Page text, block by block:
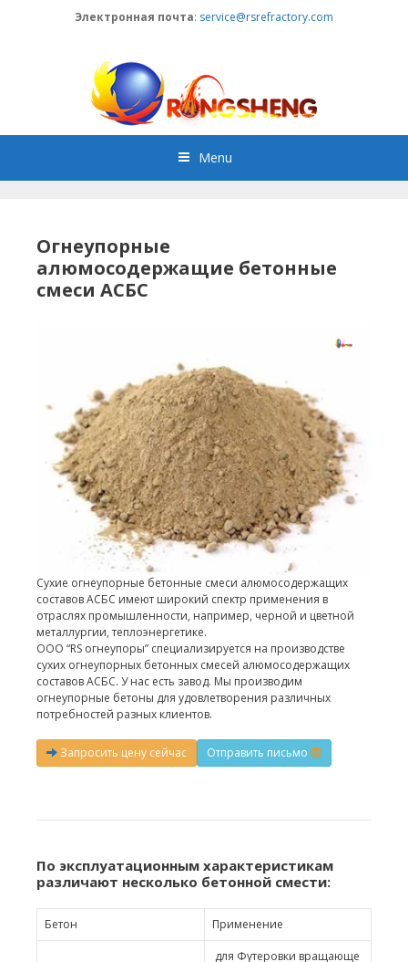
Электронная почта: service@rsrefractory.com
Menu
Огнеупорные
алюмосодержащие бетонные
смеси АСБС
Сухие огнеупорные бетонные смеси алюмосодержащих
составов АСБС имеют широкий спектр применения в
отраслях промышленности, например, черной и цветной
металлургии, теплоэнергетике.
ООО “RS огнеупоры” специализируется на производстве
сухих огнеупорных бетонных смесей алюмосодержащих
составов АСБС. У нас есть завод. Мы производим
огнеупорные бетоны для удовлетворения различных
потребностей разных клиентов.
Запросить цену сейчас Отправить письмо
По эксплуатационным характеристикам
различают несколько бетонной смести:
Бетон Применение
для Футеровки вращающе